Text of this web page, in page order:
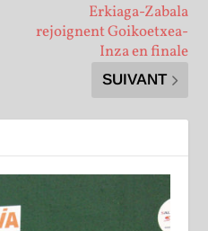
Erkiaga-Zabala
rejoignent Goikoetxea-
Inza en finale
SUIVANT